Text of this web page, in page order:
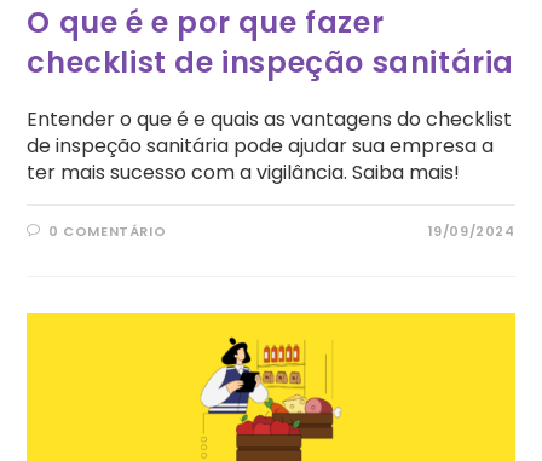
O que é e por que fazer
checklist de inspeção sanitária
Entender o que é e quais as vantagens do checklist
de inspeção sanitária pode ajudar sua empresa a
ter mais sucesso com a vigilância. Saiba mais!
0 COMENTÁRIO 19/09/2024